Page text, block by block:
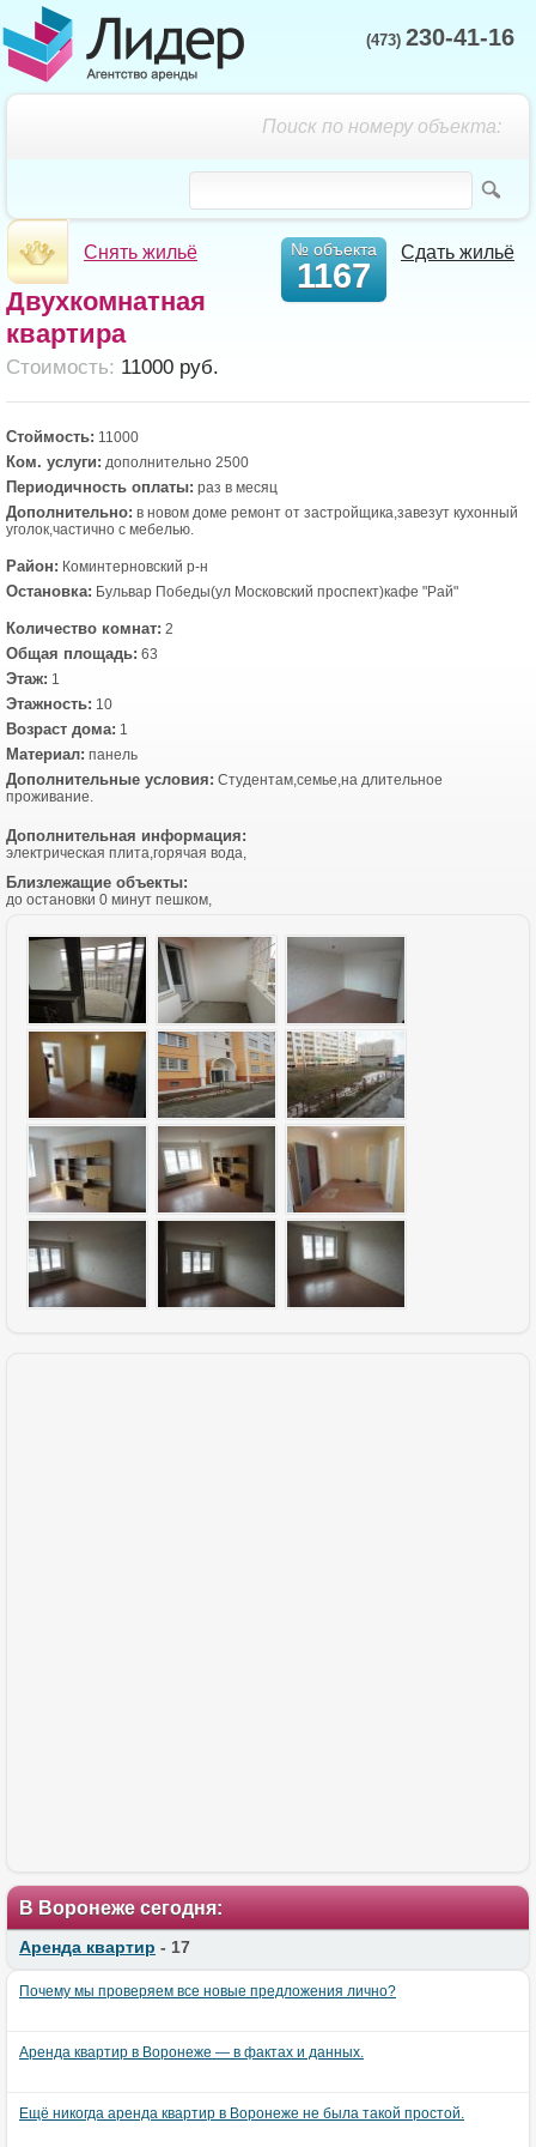
(473) 230-41-16
Поиск по номеру объекта:
Снять жильё Сдать жильё
№ объекта
1167
Двухкомнатная
квартира
Cтоимость: 11000 руб.
Стоймость: 11000
Ком. услуги: дополнительно 2500
Периодичность оплаты: раз в месяц
Дополнительно: в новом доме ремонт от застройщика,завезут кухонный
уголок,частично с мебелью.
Район: Коминтерновский р-н
Остановка: Бульвар Победы(ул Московский проспект)кафе "Рай"
Количество комнат: 2
Общая площадь: 63
Этаж: 1
Этажность: 10
Возраст дома: 1
Материал: панель
Дополнительные условия: Студентам,семье,на длительное
проживание.
Дополнительная информация:
электрическая плита,горячая вода,
Близлежащие объекты:
до остановки 0 минут пешком,
В Воронеже сегодня:
Аренда квартир - 17
Почему мы проверяем все новые предложения лично?
Аренда квартир в Воронеже — в фактах и данных.
Ещё никогда аренда квартир в Воронеже не была такой простой.